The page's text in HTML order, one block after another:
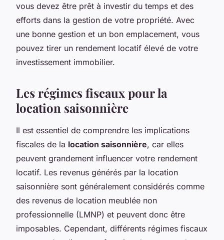
vous devez être prêt à investir du temps et des
efforts dans la gestion de votre propriété. Avec
une bonne gestion et un bon emplacement, vous
pouvez tirer un rendement locatif élevé de votre
investissement immobilier.
Les régimes fiscaux pour la
location saisonnière
Il est essentiel de comprendre les implications
fiscales de la location saisonnière, car elles
peuvent grandement influencer votre rendement
locatif. Les revenus générés par la location
saisonnière sont généralement considérés comme
des revenus de location meublée non
professionnelle (LMNP) et peuvent donc être
imposables. Cependant, différents régimes fiscaux